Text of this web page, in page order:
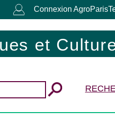
Connexion
et